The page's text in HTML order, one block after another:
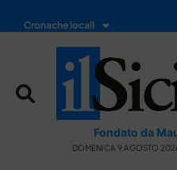
Cronache locali
Fondato da
DOMENICA 9 AGOSTO